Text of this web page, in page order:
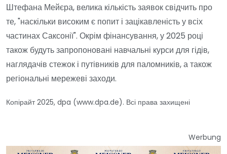
Штефана Мейєра, велика кількість заявок свідчить про
те, "наскільки високим є попит і зацікавленість у всіх
частинах Саксонії". Окрім фінансування, у 2025 році
також будуть запропоновані навчальні курси для гідів,
наглядачів стежок і путівників для паломників, а також
регіональні мережеві заходи.
Копірайт 2025, dpa (www.dpa.de). Всі права захищені
Werbung